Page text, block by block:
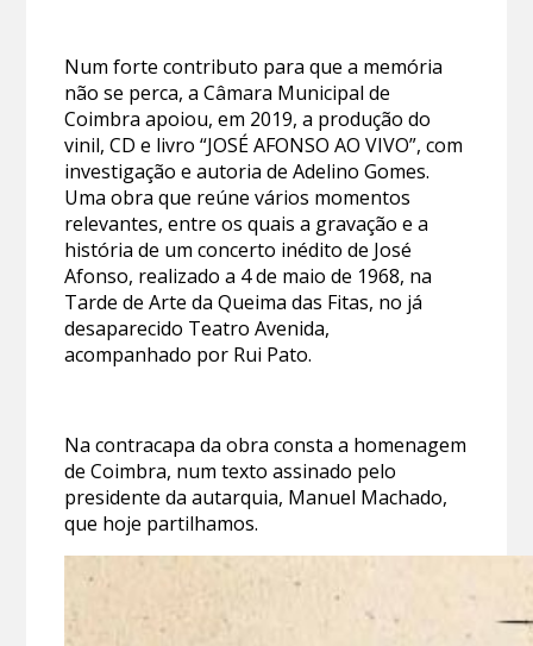
Num forte contributo para que a memória
não se perca, a Câmara Municipal de
Coimbra apoiou, em 2019, a produção do
vinil, CD e livro “JOSÉ AFONSO AO VIVO”, com
investigação e autoria de Adelino Gomes.
Uma obra que reúne vários momentos
relevantes, entre os quais a gravação e a
história de um concerto inédito de José
Afonso, realizado a 4 de maio de 1968, na
Tarde de Arte da Queima das Fitas, no já
desaparecido Teatro Avenida,
acompanhado por Rui Pato.
Na contracapa da obra consta a homenagem
de Coimbra, num texto assinado pelo
presidente da autarquia, Manuel Machado,
que hoje partilhamos.